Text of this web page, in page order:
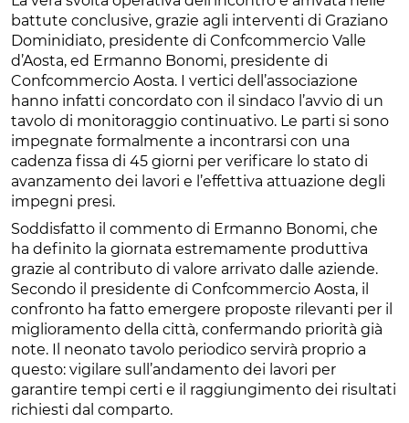
battute conclusive, grazie agli interventi di Graziano
Dominidiato, presidente di Confcommercio Valle
d’Aosta, ed Ermanno Bonomi, presidente di
Confcommercio Aosta. I vertici dell’associazione
hanno infatti concordato con il sindaco l’avvio di un
tavolo di monitoraggio continuativo. Le parti si sono
impegnate formalmente a incontrarsi con una
cadenza fissa di 45 giorni per verificare lo stato di
avanzamento dei lavori e l’effettiva attuazione degli
impegni presi.
Soddisfatto il commento di Ermanno Bonomi, che
ha definito la giornata estremamente produttiva
grazie al contributo di valore arrivato dalle aziende.
Secondo il presidente di Confcommercio Aosta, il
confronto ha fatto emergere proposte rilevanti per il
miglioramento della città, confermando priorità già
note. Il neonato tavolo periodico servirà proprio a
questo: vigilare sull’andamento dei lavori per
garantire tempi certi e il raggiungimento dei risultati
richiesti dal comparto.